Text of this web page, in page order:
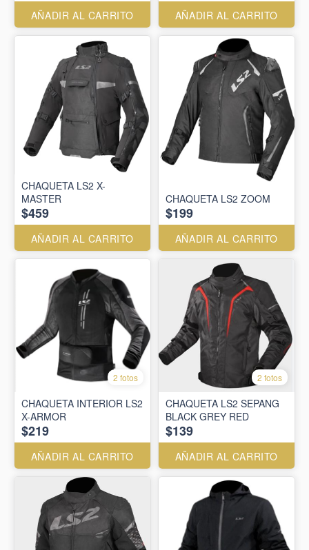
AÑADIR AL CARRITO AÑADIR AL CARRITO
CHAQUETA LS2 X-
MASTER
$459
AÑADIR AL CARRITO
CHAQUETA LS2 ZOOM
$199
AÑADIR AL CARRITO
2 fotos
CHAQUETA INTERIOR LS2
X-ARMOR
$219
AÑADIR AL CARRITO
2 fotos
CHAQUETA LS2 SEPANG
BLACK GREY RED
$139
AÑADIR AL CARRITO